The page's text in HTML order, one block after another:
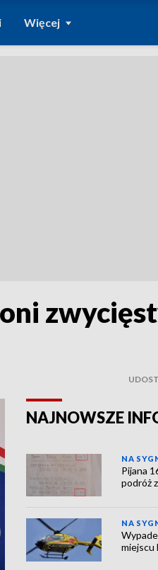
Więcej
NAJNOWSZE
NA
Pijana
podróż
NA
miejscu